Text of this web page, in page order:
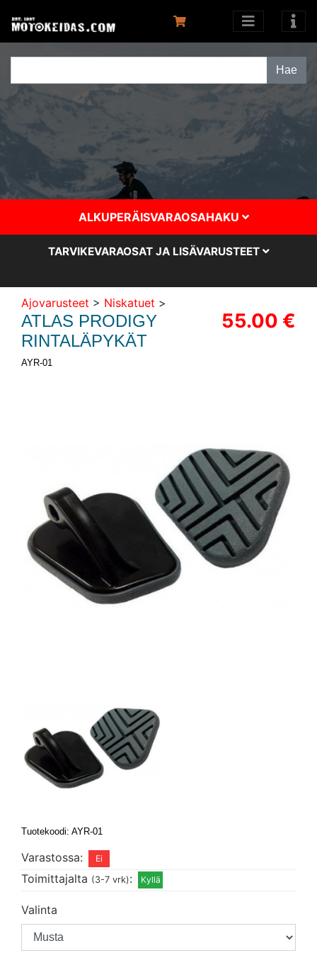
ALKUPERÄISVARAOSAHAKU
TARVIKEVARAOSAT JA LISÄVARUSTEET
Ajovarusteet > Niskatuet >
55.00 €
ATLAS PRODIGY
RINTALÄPYKÄT
AYR-01
Tuotekoodi: AYR-01
Varastossa:
Toimittajalta (3-7 vrk):
Valinta